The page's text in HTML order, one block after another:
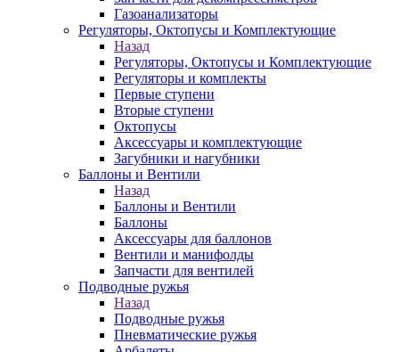
Газоанализаторы
Регуляторы, Октопусы и Комплектующие
Назад
Регуляторы, Октопусы и Комплектующие
Регуляторы и комплекты
Первые ступени
Вторые ступени
Октопусы
Аксессуары и комплектующие
Загубники и нагубники
Баллоны и Вентили
Назад
Баллоны и Вентили
Баллоны
Аксессуары для баллонов
Вентили и манифолды
Запчасти для вентилей
Подводные ружья
Назад
Подводные ружья
Пневматические ружья